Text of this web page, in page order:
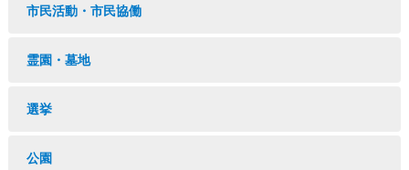
市民活動・市民協働
霊園・墓地
選挙
公園